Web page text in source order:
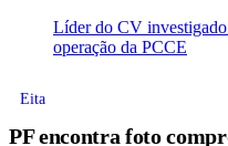
Líder do CV
operação da PCCE
Eita
PF encontra foto